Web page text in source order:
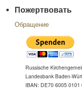
Пожертвовать
Обращение
Russische
Landesbank Baden-
IBAN: DE70 6005